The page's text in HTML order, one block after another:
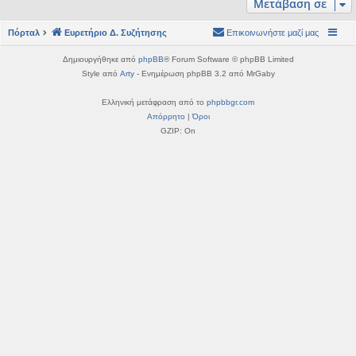
η
Μετάβαση σε
Πόρταλ Ευρετήριο Δ. Συζήτησης Επικοινωνήστε μαζί μας
Δημιουργήθηκε από phpBB® Forum Software © phpBB Limited
Style από Arty- Ενημέρωση phpBB 3.2 από MrGaby
Ελληνική μετάφραση από το phpbbgr.com
Απόρρητο |Όροι
GZIP: On